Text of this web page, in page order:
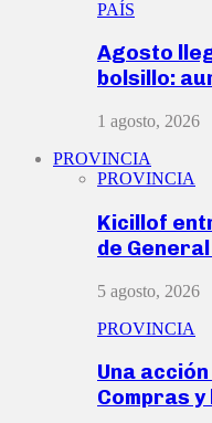
PAÍS
Agosto
bolsillo:
1 agosto, 2026
PROVINCIA
PROVINCIA
Kicillof
de
5 agosto, 2026
PROVINCIA
Una
Compras